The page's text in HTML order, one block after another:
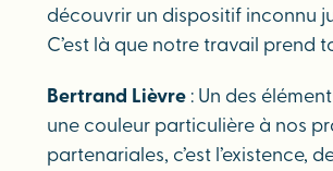
découvrir un dispositif inconnu
C’est là que notre travail prend
Bertrand Lièvre: Un des
une couleur particulière à nos
partenariales, c’est l’existence,